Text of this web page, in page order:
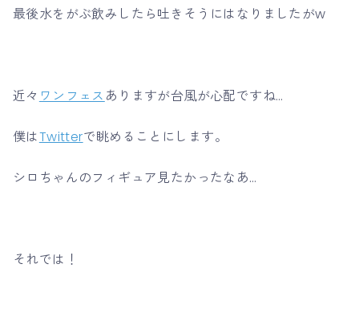
最後水をがぶ飲みしたら吐きそうにはなりましたがw
近々 ワンフェス ありますが台風が心配ですね…
僕はTwitterで眺めることにします。
シロちゃんのフィギュア見たかったなあ…
それでは！